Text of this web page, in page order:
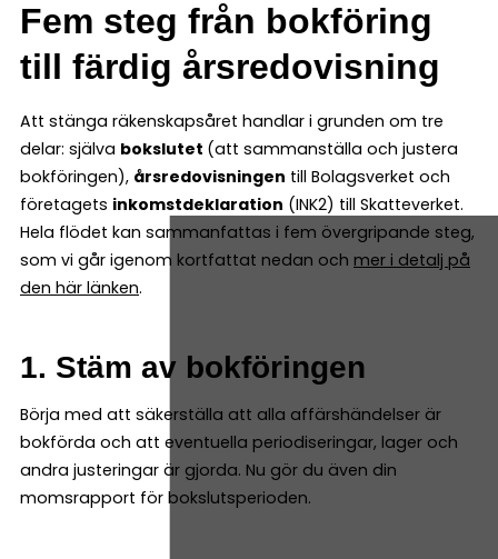
Fem steg från bokföring
till färdig årsredovisning
Att stänga räkenskapsåret handlar i grunden om tre
delar: själva bokslutet (att sammanställa och justera
bokföringen), årsredovisningen till Bolagsverket och
företagets inkomstdeklaration (INK2) till Skatteverket.
Hela flödet kan sammanfattas i fem övergripande steg,
som vi går igenom kortfattat nedan och mer i detalj på
den här länken.
1. Stäm av bokföringen
Börja med att säkerställa att alla affärshändelser är
bokförda och att eventuella periodiseringar, lager och
andra justeringar är gjorda. Nu gör du även din
momsrapport för bokslutsperioden.